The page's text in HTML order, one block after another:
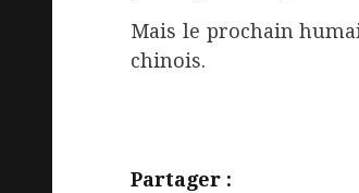
Mais le prochain
chinois.
Partager :